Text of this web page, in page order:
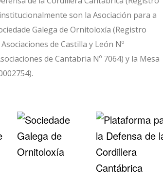
son la Asociación para a
Galega de Ornitoloxía (Registro
de Castilla y León Nº
de Cantabria Nº 7064) y la Mesa